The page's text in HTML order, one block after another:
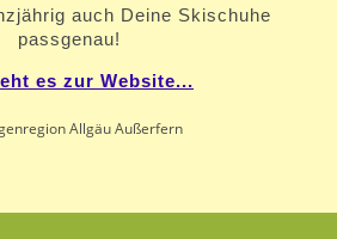
auch Deine Skischuhe
passgenau!
es zur Website...